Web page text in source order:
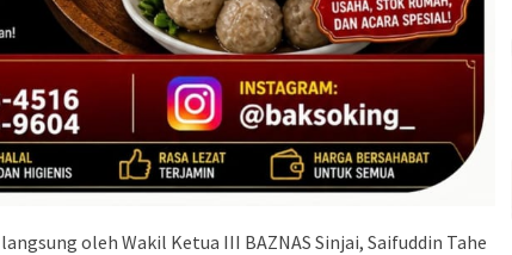
oleh Wakil Ketua III BAZNAS Sinjai, Saifuddin Tahe